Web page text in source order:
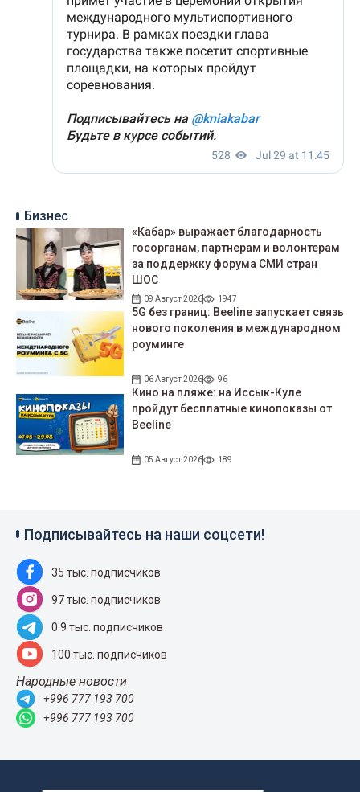
Бизнес
«Кабар» выражает благодарность
госорганам, партнерам и волонтерам
за поддержку форума СМИ стран
ШОС
09 Август 2026 1947
5G без границ: Beeline запускает связь
нового поколения в международном
роуминге
06 Август 2026 96
Кино на пляже: на Иссык-Куле
пройдут беcплатные кинопоказы от
Beeline
05 Август 2026 189
Подписывайтесь на наши соцсети!
35 тыс. подписчиков
97 тыс. подписчиков
0.9 тыс. подписчиков
100 тыс. подписчиков
Народные новости
+996 777 193 700
+996 777 193 700